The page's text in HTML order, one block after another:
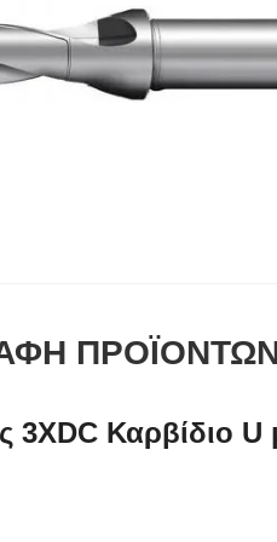
3XDC Καρβίδιο